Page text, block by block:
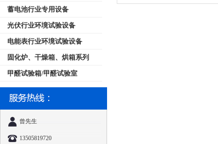
蓄电池行业专用设备
光伏行业环境试验设备
电能表行业环境试验设备
固化炉、干燥箱、烘箱系列
甲醛试验箱/甲醛试验室
曾先生
13505819720